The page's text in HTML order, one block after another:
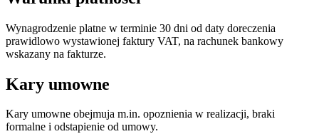
Wynagrodzenie platne w terminie 30 dni od daty doreczenia
prawidlowo wystawionej faktury VAT, na rachunek bankowy
wskazany na fakturze.
Kary umowne
Kary umowne obejmuja m.in. opoznienia w realizacji, braki
formalne i odstapienie od umowy.